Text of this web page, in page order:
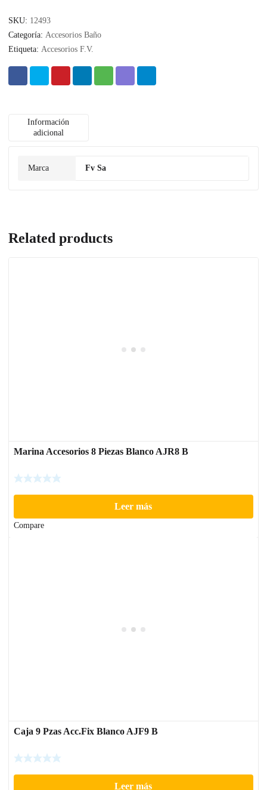
SKU: 12493
Categoría: Accesorios Baño
Etiqueta: Accesorios F.V.
Información
adicional
Marca Fv Sa
Related products
Marina Accesorios 8 Piezas Blanco AJR8 B
Leer más
Compare
Caja 9 Pzas Acc.Fix Blanco AJF9 B
Leer más